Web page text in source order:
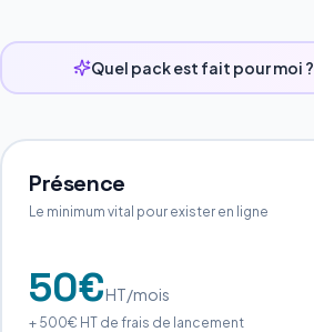
Quel pack est fait pour moi ?
Présence
Le minimum vital pour exister en ligne
50€HT/mois
+ 500€ HT de frais de lancement